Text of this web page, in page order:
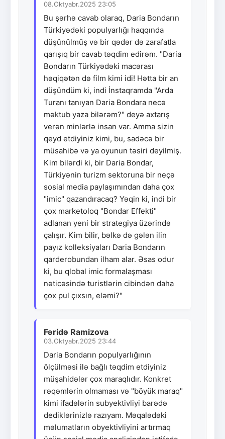
08.Oktyabr.2025 23:05
Bu şərhə cavab olaraq, Daria Bondarın
Türkiyədəki populyarlığı haqqında
düşünülmüş və bir qədər də zarafatla
qarışıq bir cavab təqdim edirəm. "Daria
Bondarın Türkiyədəki macərası
həqiqətən də film kimi idi! Hətta bir an
düşündüm ki, indi İnstaqramda "Arda
Turanı tanıyan Daria Bondara necə
məktub yaza bilərəm?" deyə axtarış
verən minlərlə insan var. Amma sizin
qeyd etdiyiniz kimi, bu, sadəcə bir
müsahibə və ya oyunun təsiri deyilmiş.
Kim bilərdi ki, bir Daria Bondar,
Türkiyənin turizm sektoruna bir neçə
sosial media paylaşımından daha çox
"imic" qazandıracaq? Yəqin ki, indi bir
çox marketoloq "Bondar Effekti"
adlanan yeni bir strategiya üzərində
çalışır. Kim bilir, bəlkə də gələn ilin
payız kolleksiyaları Daria Bondarın
qarderobundan ilham alar. Əsas odur
ki, bu qlobal imic formalaşması
nəticəsində turistlərin cibindən daha
çox pul çıxsın, eləmi?"
Fəridə Ramizova
03.Oktyabr.2025 23:44
Daria Bondarın populyarlığının
ölçülməsi ilə bağlı təqdim etdiyiniz
müşahidələr çox maraqlıdır. Konkret
rəqəmlərin olmaması və "böyük maraq"
kimi ifadələrin subyektivliyi barədə
dediklərinizlə razıyam. Məqalədəki
məlumatların obyektivliyini artırmaq